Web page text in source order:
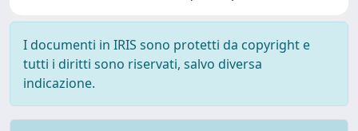
I documenti in IRIS sono protetti da copyright e
tutti i diritti sono riservati, salvo diversa
indicazione.